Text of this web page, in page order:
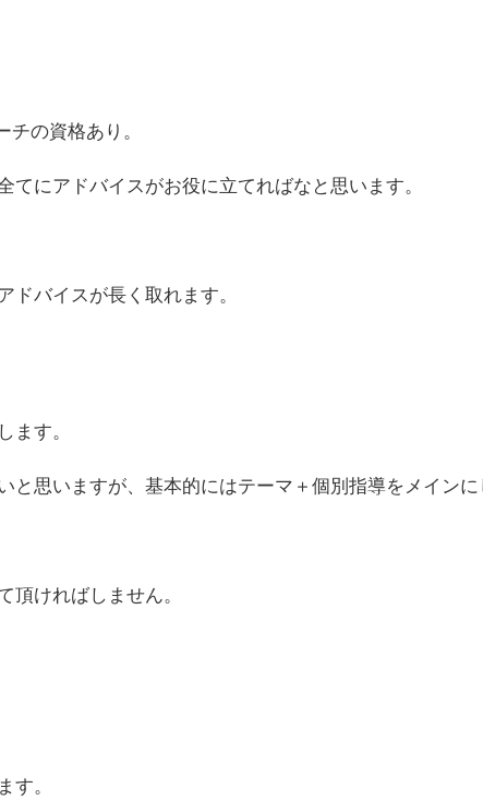
の資格あり。
にアドバイスがお役に立てればなと思います。
バイスが長く取れます。
ます。
思いますが、基本的にはテーマ＋個別指導をメイン
頂ければしません。
す。